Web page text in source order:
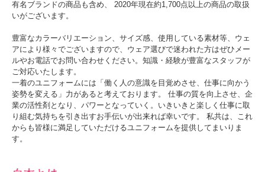
有名ブランドの商品も含め、 2020年現在約1,700点以上の商品の取扱
いがございます。
豊富なカラーバリエーション、サイズ感、使用している素材等、ウェ
アにより様々でございますので、ウェア選びで迷われた方はぜひメー
ルやお電話でお問い合わせください。知識・経験が豊富なスタッフが
ご対応いたします。
一着のユニフォームには「働く人の意識を目覚めさせ、仕事に向かう
姿勢を変える」力があると考えております。 仕事の質を向上させ、企
業の活性剤となり、パワーとなっていく。いきいきと楽しく仕事に取
り組む気持ちを引き出すお手伝いが出来れば幸いです。 私共は、これ
からも皆様に満足していただけるユニフォームを提供してまいりま
す。